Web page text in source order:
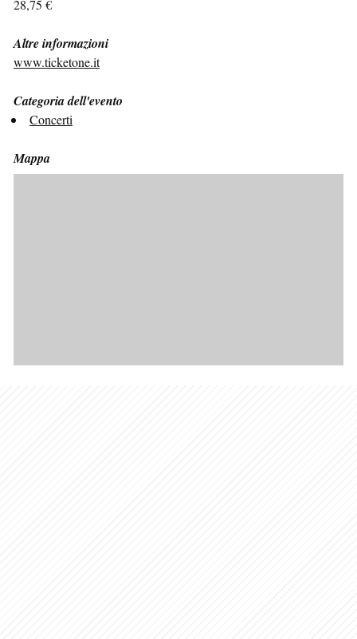
28,75 €
Altre informazioni
www.ticketone.it
Categoria dell'evento
Concerti
Mappa